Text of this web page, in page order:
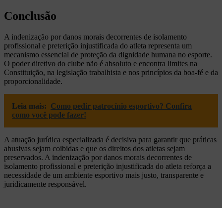
Conclusão
A indenização por danos morais decorrentes de isolamento
profissional e preterição injustificada do atleta representa um
mecanismo essencial de proteção da dignidade humana no esporte.
O poder diretivo do clube não é absoluto e encontra limites na
Constituição, na legislação trabalhista e nos princípios da boa-fé e da
proporcionalidade.
Leia mais: Como pedir patrocínio esportivo? Confira
como você pode fazer!
A atuação jurídica especializada é decisiva para garantir que práticas
abusivas sejam coibidas e que os direitos dos atletas sejam
preservados. A indenização por danos morais decorrentes de
isolamento profissional e preterição injustificada do atleta reforça a
necessidade de um ambiente esportivo mais justo, transparente e
juridicamente responsável.